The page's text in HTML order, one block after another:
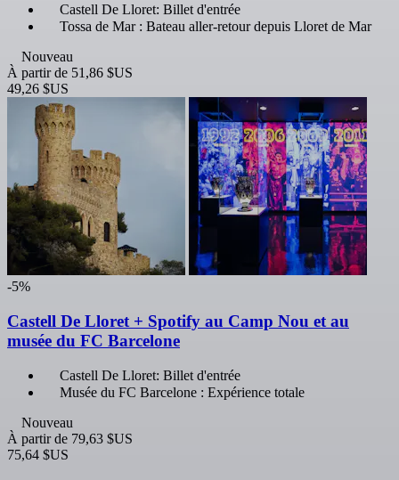
Castell De Lloret: Billet d'entrée
Tossa de Mar : Bateau aller-retour depuis Lloret de Mar
Nouveau
À partir de 51,86 $US
49,26 $US
-5%
Castell De Lloret + Spotify au Camp Nou et au
musée du FC Barcelone
Castell De Lloret: Billet d'entrée
Musée du FC Barcelone : Expérience totale
Nouveau
À partir de 79,63 $US
75,64 $US